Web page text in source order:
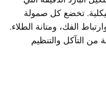
تخضع كل صمولة
الفك، ومتانة الطلاء.
من التآكل والتنظيم